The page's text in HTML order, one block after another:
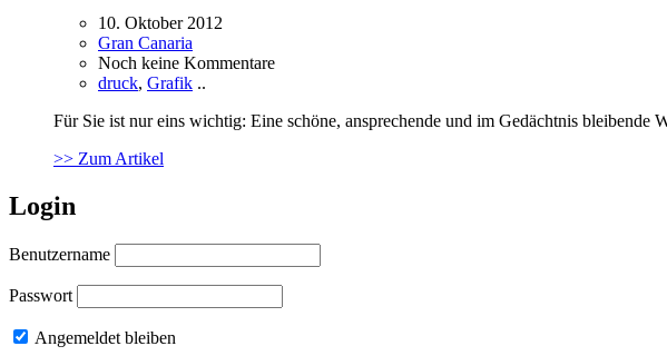
10. Oktober 2012
Gran Canaria
Noch keine Kommentare
druck, Grafik ..
Für Sie ist nur eins wichtig: Eine schöne, ansprechende und im Gedächtnis
>> Zum Artikel
Login
Benutzername
Passwort
Angemeldet bleiben